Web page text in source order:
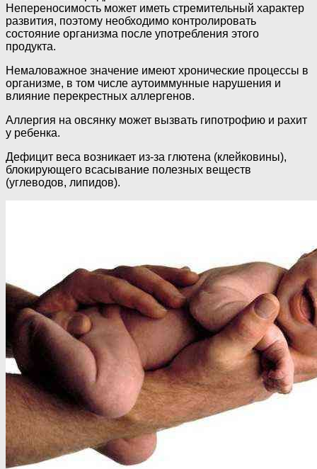
Непереносимость может иметь стремительный характер
развития, поэтому необходимо контролировать
состояние организма после употребления этого
продукта.
Немаловажное значение имеют хронические процессы в
организме, в том числе аутоиммунные нарушения и
влияние перекрестных аллергенов.
Аллергия на овсянку может вызвать гипотрофию и рахит
у ребенка.
Дефицит веса возникает из-за глютена (клейковины),
блокирующего всасывание полезных веществ
(углеводов, липидов).